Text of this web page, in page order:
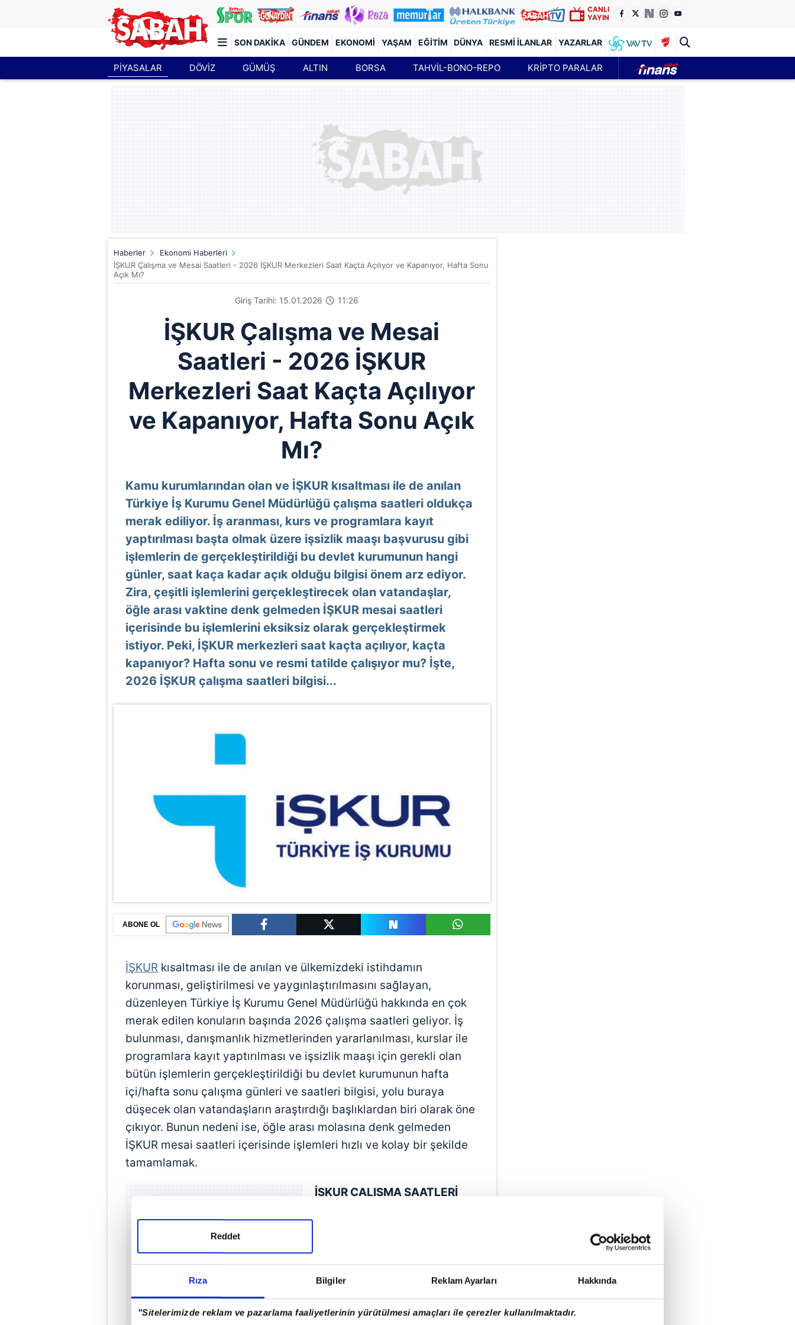
Rıza Bilgiler Reklam Ayarları Hakkında
"Sitelerimizde reklam ve pazarlama faaliyetlerinin yürütülmesi amaçları ile çerezler kullanılmaktadır.
Reddet
CANLI
YAYIN
SON DAKIKA GÜNDEM EKONOMI YAŞAM EĞITIM DÜNYA RESMI İLANLAR YAZARLAR
Türkiye'nin en iyi haber sitesi
PİYASALAR DÖVİZ GÜMÜŞ ALTIN BORSA TAHVİL-BONO-REPO KRİPTO PARALAR
Haberler
Ekonomi Haberleri
İŞKUR Çalışma ve Mesai Saatleri - 2026 İŞKUR Merkezleri Saat Kaçta Açılıyor ve Kapanıyor, Hafta Sonu
Açık Mı?
Giriş Tarihi: 15.01.2026 11:26
İŞKUR Çalışma ve Mesai
Saatleri - 2026 İŞKUR
Merkezleri Saat Kaçta Açılıyor
ve Kapanıyor, Hafta Sonu Açık
Mı?
Kamu kurumlarından olan ve İŞKUR kısaltması ile de anılan
Türkiye İş Kurumu Genel Müdürlüğü çalışma saatleri oldukça
merak ediliyor. İş aranması, kurs ve programlara kayıt
yaptırılması başta olmak üzere işsizlik maaşı başvurusu gibi
işlemlerin de gerçekleştirildiği bu devlet kurumunun hangi
günler, saat kaça kadar açık olduğu bilgisi önem arz ediyor.
Zira, çeşitli işlemlerini gerçekleştirecek olan vatandaşlar,
öğle arası vaktine denk gelmeden İŞKUR mesai saatleri
içerisinde bu işlemlerini eksiksiz olarak gerçekleştirmek
istiyor. Peki, İŞKUR merkezleri saat kaçta açılıyor, kaçta
kapanıyor? Hafta sonu ve resmi tatilde çalışıyor mu? İşte,
2026 İŞKUR çalışma saatleri bilgisi...
ABONE OL
İŞKUR kısaltması ile de anılan ve ülkemizdeki istihdamın
korunması, geliştirilmesi ve yaygınlaştırılmasını sağlayan,
düzenleyen Türkiye İş Kurumu Genel Müdürlüğü hakkında en çok
merak edilen konuların başında 2026 çalışma saatleri geliyor. İş
bulunması, danışmanlık hizmetlerinden yararlanılması, kurslar ile
programlara kayıt yaptırılması ve işsizlik maaşı için gerekli olan
bütün işlemlerin gerçekleştirildiği bu devlet kurumunun hafta
içi/hafta sonu çalışma günleri ve saatleri bilgisi, yolu buraya
düşecek olan vatandaşların araştırdığı başlıklardan biri olarak öne
çıkıyor. Bunun nedeni ise, öğle arası molasına denk gelmeden
İŞKUR mesai saatleri içerisinde işlemleri hızlı ve kolay bir şekilde
tamamlamak.
İŞKUR ÇALIŞMA SAATLERİ
sabah 08.30'da açılıyor ve